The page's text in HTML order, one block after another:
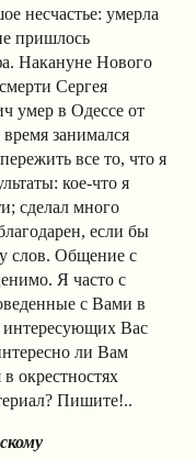
несчастье: умерла
пришлось
Накануне Нового
Сергея
умер в Одессе от
занимался
все то, что я
кое-что я
сделал много
если бы
слов. Общение с
Я часто с
с Вами в
интересующих Вас
ли Вам
окрестностях
Пишите!..